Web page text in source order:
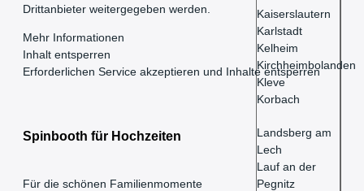
Kaiserslautern
Karlstadt
Kelheim
Kirchheimbolanden
Kleve
Korbach
Landsberg am
Lech
Lauf an der
Pegnitz
Drittanbieter weitergegeben werden.
Mehr Informationen
Inhalt entsperren
Erforderlichen Service akzeptieren und Inhalte entsperren
Spinbooth für Hochzeiten
Für die schönen Familienmomente